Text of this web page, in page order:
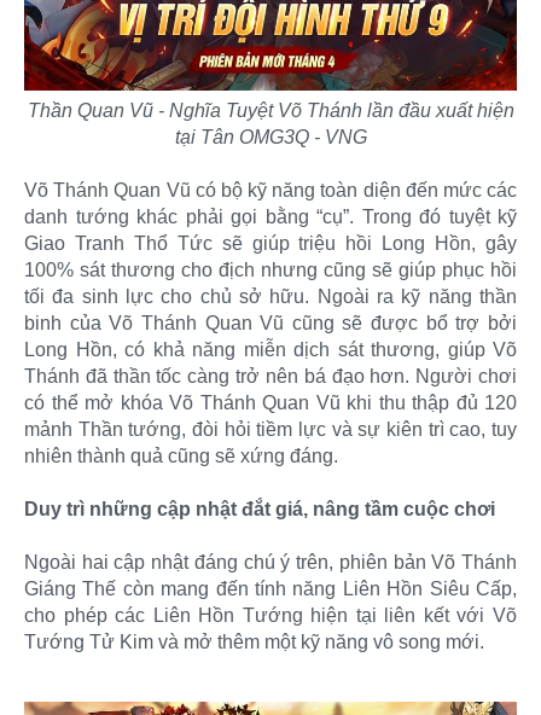
Thần Quan Vũ - Nghĩa Tuyệt Võ Thánh lần đầu xuất hiện
tại Tân OMG3Q - VNG
Võ Thánh Quan Vũ có bộ kỹ năng toàn diện đến mức các
danh tướng khác phải gọi bằng “cụ”. Trong đó tuyệt kỹ
Giao Tranh Thổ Tức sẽ giúp triệu hồi Long Hồn, gây
100% sát thương cho địch nhưng cũng sẽ giúp phục hồi
tối đa sinh lực cho chủ sở hữu. Ngoài ra kỹ năng thần
binh của Võ Thánh Quan Vũ cũng sẽ được bổ trợ bởi
Long Hồn, có khả năng miễn dịch sát thương, giúp Võ
Thánh đã thần tốc càng trở nên bá đạo hơn. Người chơi
có thể mở khóa Võ Thánh Quan Vũ khi thu thập đủ 120
mảnh Thần tướng, đòi hỏi tiềm lực và sự kiên trì cao, tuy
nhiên thành quả cũng sẽ xứng đáng.
Duy trì những cập nhật đắt giá, nâng tầm cuộc chơi
Ngoài hai cập nhật đáng chú ý trên, phiên bản Võ Thánh
Giáng Thế còn mang đến tính năng Liên Hồn Siêu Cấp,
cho phép các Liên Hồn Tướng hiện tại liên kết với Võ
Tướng Tử Kim và mở thêm một kỹ năng vô song mới.